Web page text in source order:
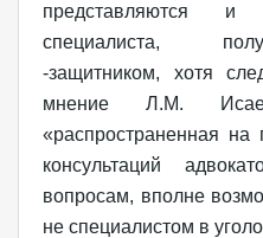
представляются и
специалиста,
-защитником, хотя
мнение Л.М.
«распространенная
консультаций
вопросам, вполне
не специалистом в